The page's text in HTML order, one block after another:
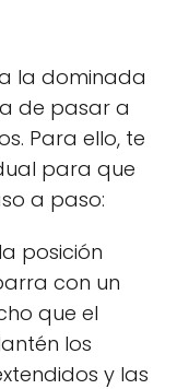
la dominada
de pasar a
Para ello, te
para que
a paso:
posición
con un
que el
los
y las